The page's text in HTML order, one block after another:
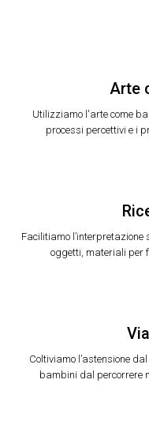
Arte
Utilizziamo l'arte come
processi percettivi e i
Facilitiamo l’interpretazione
oggetti, materiali per
Coltiviamo l’astensione
bambini dal percorrere